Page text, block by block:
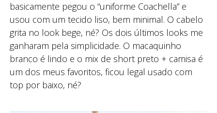
basicamente pegou o “uniforme Coachella” e
usou com um tecido liso, bem minimal. O cabelo
grita no look bege, né? Os dois últimos looks me
ganharam pela simplicidade. O macaquinho
branco é lindo e o mix de short preto + camisa é
um dos meus favoritos, ficou legal usado com
top por baixo, né?